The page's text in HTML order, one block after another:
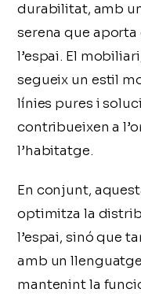
durabilitat, amb
serena que
l’espai. El
segueix un estil
línies pures i
contribueixen a
l’habitatge.
En conjunt,
optimitza la
l’espai, sinó que
amb un
mantenint la